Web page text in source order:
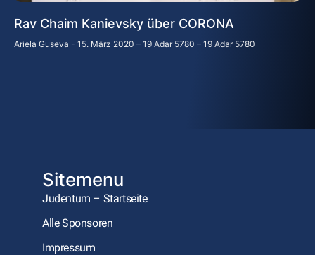
Rav Chaim Kanievsky über CORONA
Ariela Guseva 15. März 2020 – 19 Adar 5780 – 19 Adar 5780
Sitemenu
Judentum – Startseite
Alle Sponsoren
Impressum